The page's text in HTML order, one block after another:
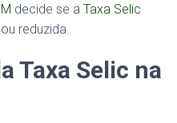
decide se a Taxa Selic
reduzida.
Taxa Selic na